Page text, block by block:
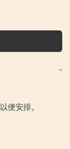
−
便安排。